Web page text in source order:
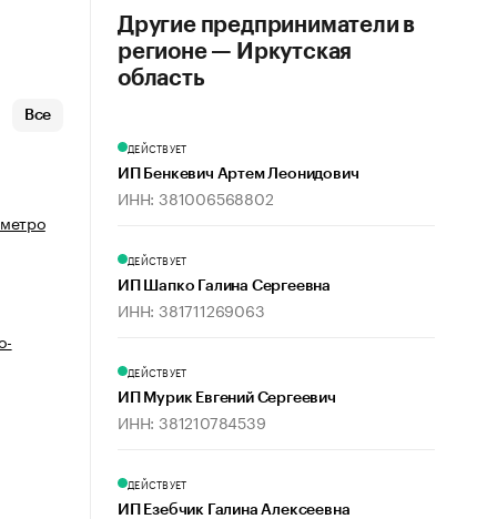
Все
Другие предприниматели в
регионе — Иркутская
область
ДЕЙСТВУЕТ
ИП Бенкевич Артем Леонидович
ИНН: 381006568802
ДЕЙСТВУЕТ
ИП Шапко Галина Сергеевна
ИНН: 381711269063
ДЕЙСТВУЕТ
ИП Мурик Евгений Сергеевич
ИНН: 381210784539
ДЕЙСТВУЕТ
ИП Езебчик Галина Алексеевна